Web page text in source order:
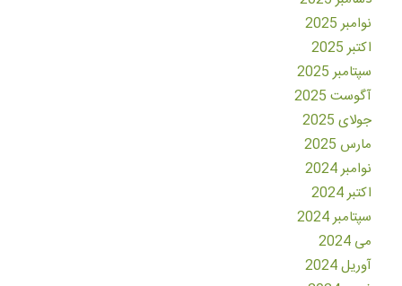
نوامبر 2025
اکتبر 2025
سپتامبر 2025
آگوست 2025
جولای 2025
مارس 2025
نوامبر 2024
اکتبر 2024
سپتامبر 2024
می 2024
آوریل 2024